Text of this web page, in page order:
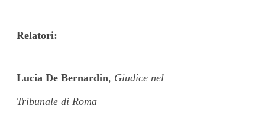
Relatori:
Lucia De Bernardin, Giudice nel
Tribunale di Roma